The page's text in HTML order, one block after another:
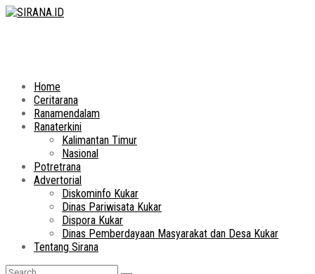
Home
Ceritarana
Ranamendalam
Ranaterkini
Kalimantan Timur
Nasional
Potretrana
Advertorial
Diskominfo Kukar
Dinas Pariwisata Kukar
Dispora Kukar
Dinas Pemberdayaan Masyarakat dan Desa Kukar
Tentang Sirana